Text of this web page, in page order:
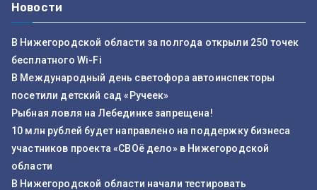
Новости
В Нижегородской области за полгода открыли 250 точек
бесплатного Wi-Fi
В Международный день светофора автоинспекторы
посетили детский сад «Ручеек»
Рыбная ловля на Лебединке запрещена!
10 млн рублей будет направлено на поддержку бизнеса
участников проекта «СВОё дело» в Нижегородской
области
В Нижегородской области начали тестировать